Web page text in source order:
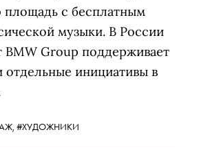
площадь с бесплатным
музыки. В России
BMW Group поддерживает
отдельные инициативы в
#ХУДОЖНИКИ